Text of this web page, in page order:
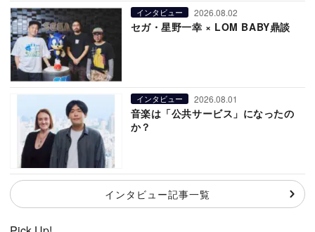
インタビュー 2026.08.02
セガ・星野一幸 × LOM BABY鼎談
インタビュー 2026.08.01
音楽は「公共サービス」になったの
か？
インタビュー記事一覧